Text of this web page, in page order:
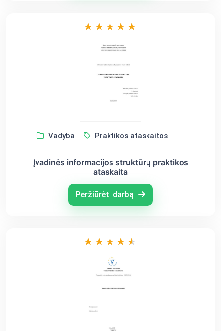
Vadyba Praktikos ataskaitos
Įvadinės informacijos struktūrų praktikos
ataskaita
Peržiūrėti darbą